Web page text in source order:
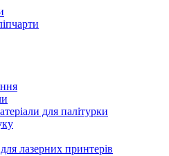
для палітурки
лазерних принтерів